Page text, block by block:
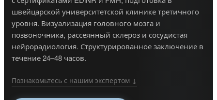
швейцарской университетской клинике третичного
уровня. Визуализация головного мозга и
позвоночника, рассеянный склероз и сосудистая
нейрорадиология. Структурированное заключение в
течение 24–48 часов.
Познакомьтесь с нашим экспертом ↓